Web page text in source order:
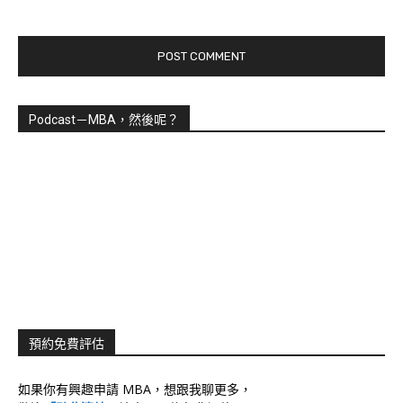
Podcast－MBA，然後呢？
預約免費評估
如果你有興趣申請 MBA，想跟我聊更多，